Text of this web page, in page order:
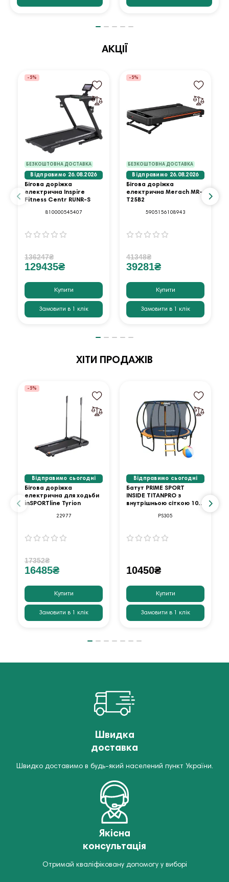
АКЦІЇ
БЕЗКОШТОВНА ДОСТАВКА
-5%
Відправимо 26.08.2026
Бігова доріжка
електрична Inspire
Fitness Centr RUNR-S
810000545407
136247₴
129435₴
Купити
Замовити в 1 клік
БЕЗКОШТОВНА ДОСТАВКА
-5%
Відправимо 26.08.2026
Бігова доріжка
електрична Merach MR-
T25B2
5905156108943
41348₴
39281₴
Купити
Замовити в 1 клік
ХІТИ ПРОДАЖІВ
-5%
Відправимо сьогодні
Бігова доріжка
електрична для ходьби
inSPORTline Tyrion
22977
17352₴
16485₴
Купити
Замовити в 1 клік
Відправимо сьогодні
Батут PRIME SPORT
INSIDE TITANPRO з
внутрішньою сіткою 10
PS305
10450₴
Купити
Замовити в 1 клік
Швидка
доставка
Швидко доставимо в будь-який населений пункт України.
Якісна
консультація
Отримай кваліфіковану допомогу у виборі